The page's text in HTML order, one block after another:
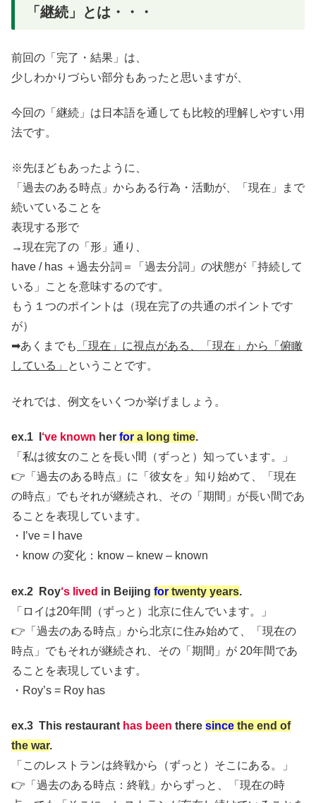
「継続」とは・・・
前回の「完了・結果」は、
少しわかりづらい部分もあったと思いますが、
今回の「継続」は日本語を通しても比較的理解しやすい用
法です。
※先ほどもあったように、
「過去のある時点」からある行為・活動が、「現在」まで
続いていることを
表現する形で
→現在完了の「形」通り、
have / has ＋過去分詞＝「過去分詞」の状態が「持続して
いる」ことを意味するのです。
もう１つのポイントは（現在完了の共通のポイントです
が）
➡あくまでも
「現在」に視点がある、「現在」から「俯瞰
している」
ということです。
それでは、例文をいくつか挙げましょう。
ex.1 I ‘ve known her for a long time.
「私は彼女のことを長い間（ずっと）知っています。」
👉「過去のある時点」に「彼女を」知り始めて、「現在
の時点」でもそれが継続され、その「期間」が長い間であ
ることを表現しています。
・I’ve = I have
・know の変化：know – knew – known
ex.2 Roy‘s lived in Beijing for twenty years.
「ロイは20年間（ずっと）北京に住んでいます。」
👉「過去のある時点」から北京に住み始めて、「現在の
時点」でもそれが継続され、その「期間」が 20年間であ
ることを表現しています。
・Roy’s = Roy has
ex.3 This restaurant has been there since the end of
the war.
「このレストランは終戦から（ずっと）そこにある。」
👉「過去のある時点：終戦」からずっと、「現在の時